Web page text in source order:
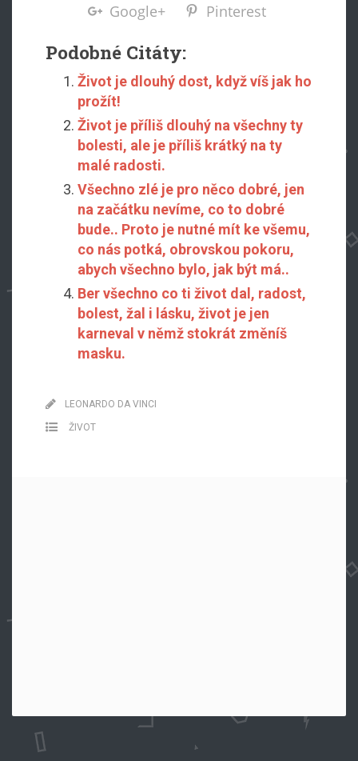
Google+
Pinterest
Podobné Citáty:
Život je dlouhý dost, když víš jak ho
prožít!
Život je příliš dlouhý na všechny ty
bolesti, ale je příliš krátký na ty
malé radosti.
Všechno zlé je pro něco dobré, jen
na začátku nevíme, co to dobré
bude.. Proto je nutné mít ke všemu,
co nás potká, obrovskou pokoru,
abych všechno bylo, jak být má..
Ber všechno co ti život dal, radost,
bolest, žal i lásku, život je jen
karneval v němž stokrát změníš
masku.
LEONARDO DA VINCI
ŽIVOT